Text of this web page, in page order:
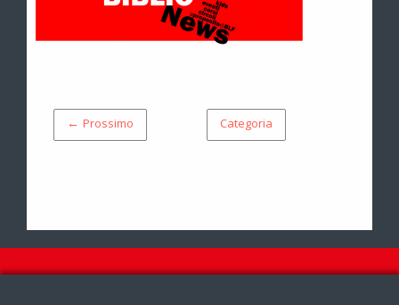
← Prossimo Categoria